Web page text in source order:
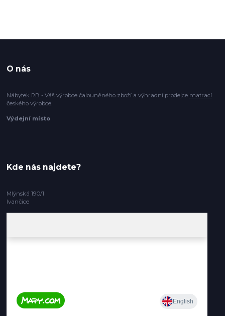
O nás
Nábytek RB - Váš výrobce čalouněného zboží a výhradní prodejce matrací
českého výrobce.
Výdejní místo
Kde nás najdete?
Mlýnská 190/1
Ivančice